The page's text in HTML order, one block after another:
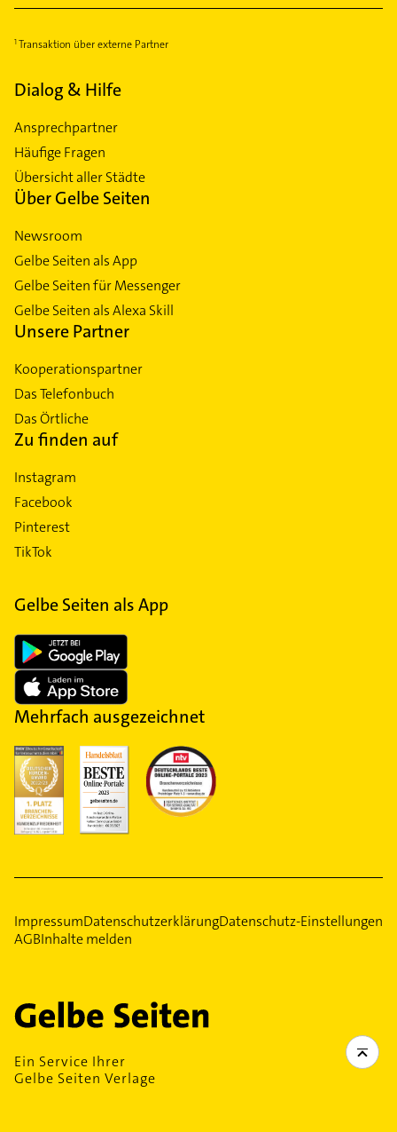
Transaktion über externe Partner
Dialog & Hilfe
Ansprechpartner
Häufige Fragen
Übersicht aller Städte
Über Gelbe Seiten
Newsroom
Gelbe Seiten als App
Gelbe Seiten für Messenger
Gelbe Seiten als Alexa Skill
Unsere Partner
Kooperationspartner
Das Telefonbuch
Das Örtliche
Zu finden auf
Instagram
Facebook
Pinterest
TikTok
Gelbe Seiten als App
Mehrfach ausgezeichnet
ImpressumDatenschutzerklärungDatenschutz-Einstellungen
AGBInhalte melden
Ein Service Ihrer
Gelbe Seiten Verlage